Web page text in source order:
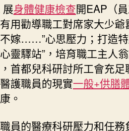
展身體健康檢查開EAP（
用勸導職工對席家大少爺
嫁……”心思壓力；打造
心靈驛站”，培育職工主人
都兒科研討所工會充足
護職員的現實一般+供膳
。
員的醫療科研壓力和任